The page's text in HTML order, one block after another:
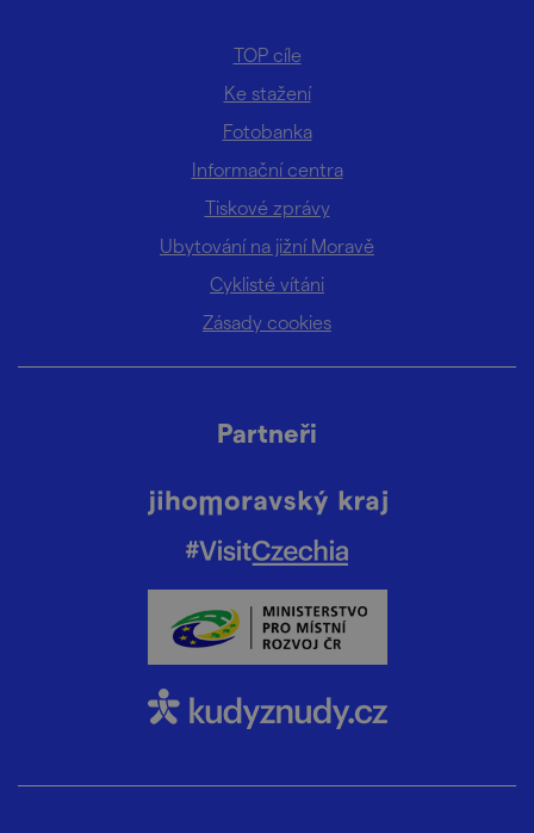
TOP cíle
Ke stažení
Fotobanka
Informační centra
Tiskové zprávy
Ubytování na jižní Moravě
Cyklisté vítáni
Zásady cookies
Partneři